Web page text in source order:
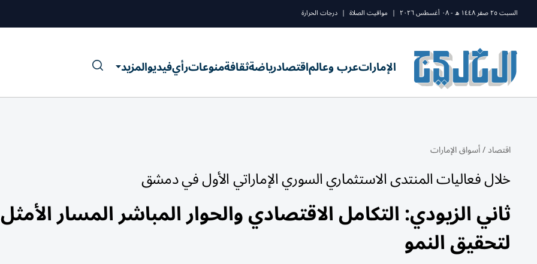
السبت ٢٥ صفر ١٤٤٨ ه - ٠٨ أغسطس ٢٠٢٦ | مواقيت الصلاة | درجات الحرارة
الإماراتعرب وعالماقتصادرياضةثقافةمنوعاترأيفيديوالمزيد
اقتصاد/أسواق الإمارات
خلال فعاليات المنتدى الاستثماري السوري الإماراتي الأول في دمشق
ثاني الزيودي: التكامل الاقتصادي والحوار المباشر المسار الأمثل
لتحقيق النمو